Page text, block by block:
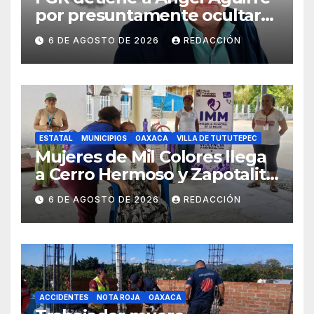
por presuntamente ocultar
evidencias del caso
Ayotzinapa
6 DE AGOSTO DE 2026 REDACCIÓN
ESTATAL MUNICIPIOS OAXACA VILLA DE TUTUTEPEC
Mujeres de Mil Colores llega
a Cerro Hermoso y Zapotalito
para fortalecer redes de
apoyo y prevenir violencias
6 DE AGOSTO DE 2026 REDACCIÓN
ACCIDENTES NOTA ROJA OAXACA